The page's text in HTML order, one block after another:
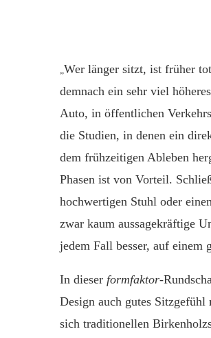
„Wer länger sitzt, ist früher
demnach ein sehr viel
Auto, in öffentlichen
die Studien, in denen ein
dem frühzeitigen Ableben
Phasen ist von Vorteil.
hochwertigen Stuhl oder
zwar kaum aussagekräftige
jedem Fall besser, auf einem
In dieser formfaktor-
Design auch gutes
sich traditionellen